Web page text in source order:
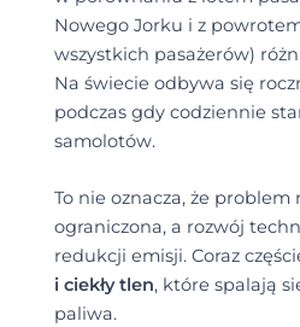
Nowego Jorku i z
wszystkich pasażerów)
Na świecie odbywa się
podczas gdy codziennie
samolotów.
To nie oznacza, że
ograniczona, a rozwój
redukcji emisji. Coraz
i ciekły tlen, które spalają
paliwa.